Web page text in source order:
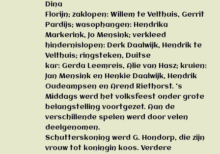
Dina
Florijn; zaklopen: Willem te Velthuis, Gerrit
Pardijs; wasophangen: Hendrika
Markerink, Jo Mensink; verkleed
hindernislopen: Derk Daalwijk, Hendrik te
Velthuis; ringsteken, Duitse
kar: Gerda Leemreis, Alie van Hasz; kruien:
Jan Mensink en Henkie Daalwijk, Hendrik
Oudeampsen en Arend Riethorst. 's
Middags werd het volksfeest onder grote
belangstelling voortgezet. Aan de
verschillende spelen werd door velen
deelgenomen.
Schutterskoning werd G. Hondorp, die zijn
vrouw tot koningin koos. Verdere